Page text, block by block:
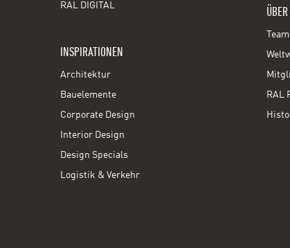
RAL DIGITAL
INSPIRATIONEN
Architektur
Bauelemente
Corporate Design
Interior Design
Design Specials
Logistik & Verkehr
Team
RAL